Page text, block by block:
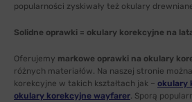
popularności zyskiwały też okulary
Solidne oprawki = okulary korekcyjne na
Oferujemy markowe oprawki na okulary
różnych materiałów. Na naszej stronie
korekcyjne w takich kształtach jak – okulary
okulary korekcyjne wayfarer. Sporą